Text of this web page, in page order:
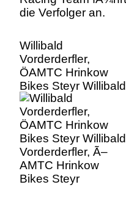
Willibald
Vorderderfler,
ÖAMTC Hrinkow
Bikes Steyr Willibald
Vorderderfler, Ã–
AMTC Hrinkow
Bikes Steyr